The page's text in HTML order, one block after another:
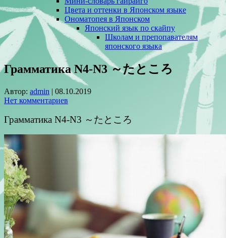
Цвета и оттенки в Японском языке
Ономатопея в Японском
Японский язык по скайпу
Школам и препопавателям
японского языка
Грамматика N4-N3 ～たところ
Автор: admin | 08.10.2019
Нет комментариев
Грамматика N4-N3 ～たところ